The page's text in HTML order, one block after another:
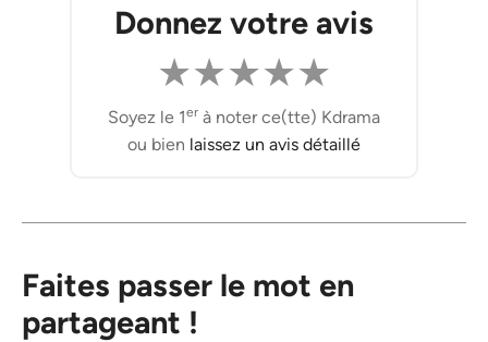
Donnez votre avis
★★★★★
Soyez le 1er à noter ce(tte) Kdrama
ou bien laissez un avis détaillé
Faites passer le mot en
partageant !